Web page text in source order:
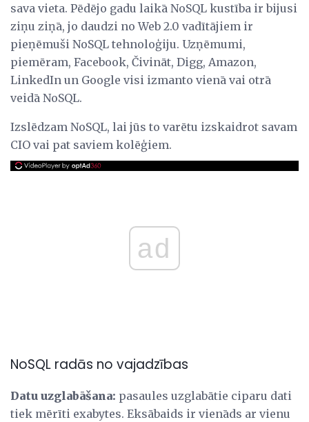
sava vieta. Pēdējo gadu laikā NoSQL kustība ir bijusi
ziņu ziņā, jo daudzi no Web 2.0 vadītājiem ir
pieņēmuši NoSQL tehnoloģiju. Uzņēmumi,
piemēram, Facebook, Čivināt, Digg, Amazon,
LinkedIn un Google visi izmanto vienā vai otrā
veidā NoSQL.
Izslēdzam NoSQL, lai jūs to varētu izskaidrot savam
CIO vai pat saviem kolēģiem.
ad
NoSQL radās no vajadzības
Datu uzglabāšana: pasaules uzglabātie ciparu dati
tiek mērīti exabytes. Eksābaids ir vienāds ar vienu